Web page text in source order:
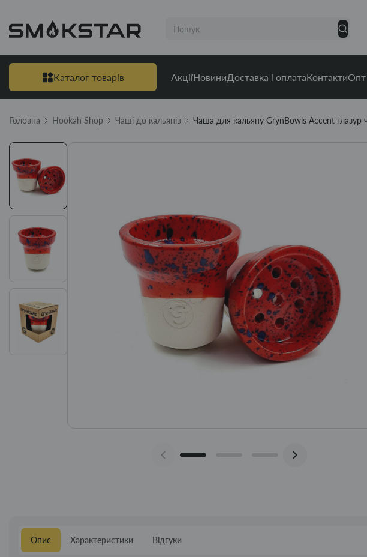
Каталог товарів АкціїНовиниДоставка і оплатаКонтактиОпт
Головна Hookah Shop Чаші до кальянів Чаша для кальяну GrynBowls Accent глазур
Опис Характеристики Відгуки